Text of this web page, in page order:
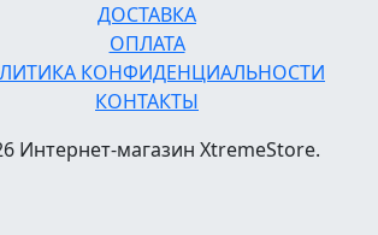
ДОСТАВКА
ОПЛАТА
КОНФИДЕНЦИАЛЬНОСТИ
КОНТАКТЫ
Интернет-магазин XtremeStore.